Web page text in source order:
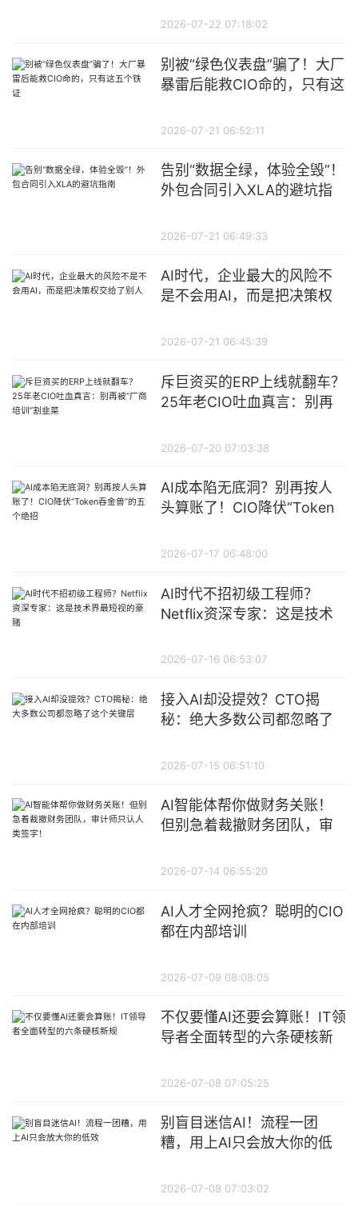
2026-07-22 07:18:02
别被“绿色仪表盘”骗了！大厂
暴雷后能救CIO命的，只有这
2026-07-21 06:52:11
告别“数据全绿，体验全毁”！
外包合同引入XLA的避坑指
2026-07-21 06:49:33
AI时代，企业最大的风险不
是不会用AI，而是把决策权
2026-07-21 06:45:39
斥巨资买的ERP上线就翻车？
25年老CIO吐血真言：别再
2026-07-20 07:03:38
AI成本陷无底洞？别再按人
头算账了！CIO降伏“Token
2026-07-17 06:48:00
AI时代不招初级工程师？
Netflix资深专家：这是技术
2026-07-16 06:53:07
接入AI却没提效？CTO揭
秘：绝大多数公司都忽略了
2026-07-15 06:51:10
AI智能体帮你做财务关账！
但别急着裁撤财务团队，审
2026-07-14 06:55:20
AI人才全网抢疯？聪明的CIO
都在内部培训
2026-07-09 08:08:05
不仅要懂AI还要会算账！IT领
导者全面转型的六条硬核新
2026-07-08 07:05:25
别盲目迷信AI！流程一团
糟，用上AI只会放大你的低
2026-07-08 07:03:02